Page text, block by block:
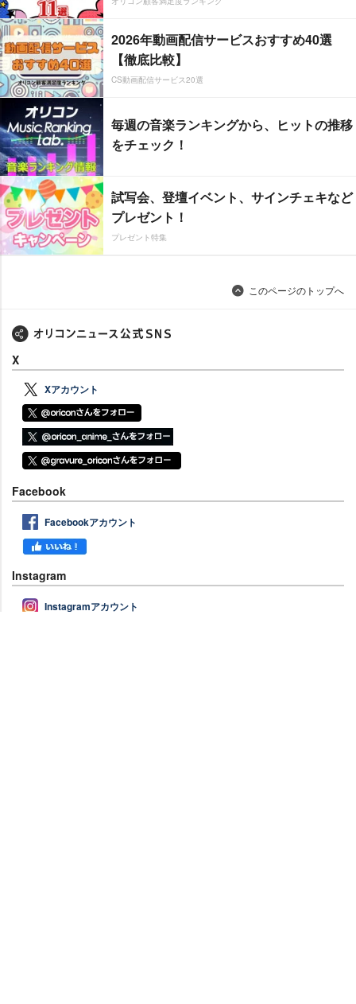
2026年動画配信サービスおすすめ40選
【徹底比較】
CS動画配信サービス20選
毎週の音楽ランキングから、ヒットの推移
をチェック！
試写会、登壇イベント、サインチェキなど
プレゼント！
プレゼント特集
このページのトップへ
X
Xアカウント
Facebook
Facebookアカウント
Instagram
Instagramアカウント